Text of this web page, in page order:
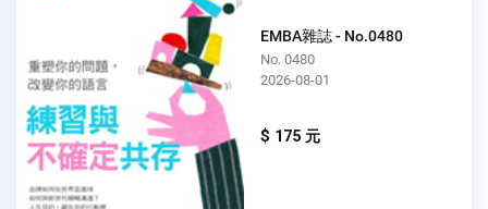
EMBA雜誌 - No.0480
No. 0480
2026-08-01
$ 175 元